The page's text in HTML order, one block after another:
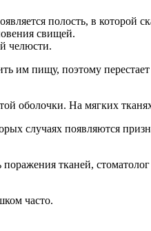
полость, в которой
свищей.
челюсти.
им пищу, поэтому перестает
оболочки. На мягких
случаях появляются
тканей, стоматолог
часто.